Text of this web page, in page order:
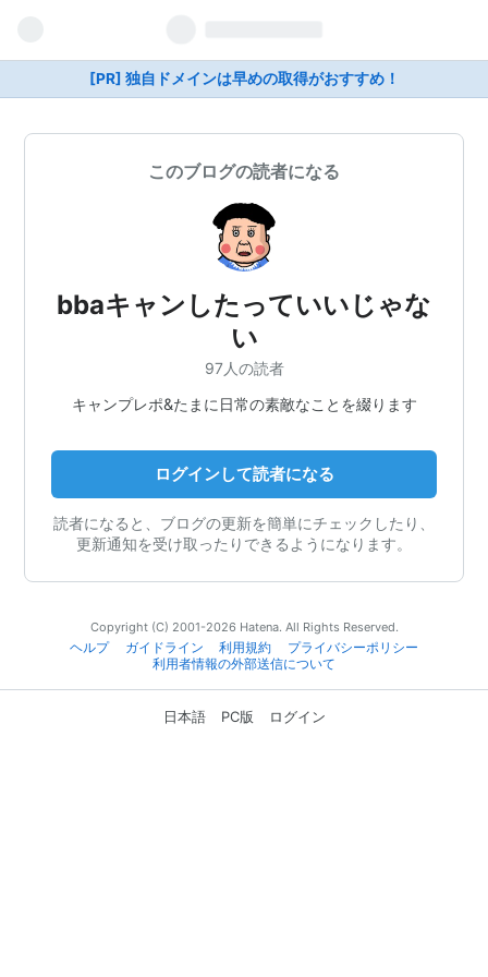
[PR] 独自ドメインは早めの取得がおすすめ！
このブログの読者になる
bbaキャンしたっていいじゃな
い
97人の読者
キャンプレポ&たまに日常の素敵なことを綴ります
ログインして読者になる
読者になると、ブログの更新を簡単にチェックしたり、
更新通知を受け取ったりできるようになります。
Copyright (C) 2001-2026 Hatena. All Rights Reserved.
ヘルプ
ガイドライン 利用規約
プライバシーポリシー
利用者情報の外部送信について
日本語 PC版 ログイン